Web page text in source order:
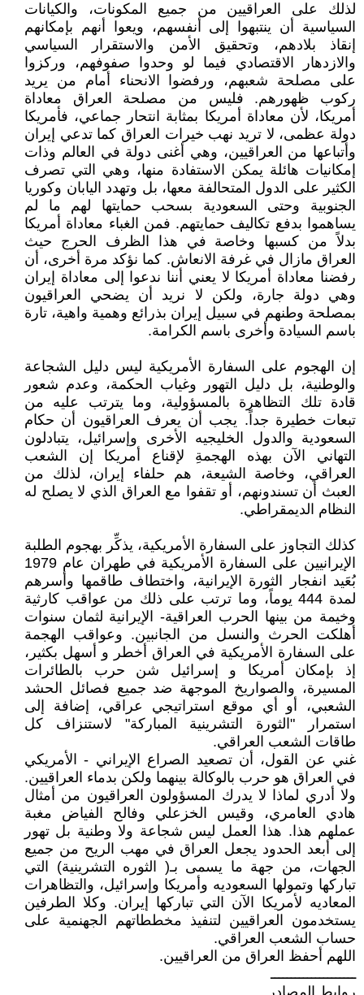
لذلك على العراقيين من جميع المكونات، والكيانات
السياسية أن ينتبهوا إلى أنفسهم، ويعوا أنهم بإمكانهم
إنقاذ بلادهم، وتحقيق الأمن والاستقرار السياسي
والازدهار الاقتصادي فيما لو وحدوا صفوفهم، وركزوا
على مصلحة شعبهم، ورفضوا الانحناء أمام من يريد
ركوب ظهورهم. فليس من مصلحة العراق معاداة
أمريكا، لأن معاداة أمريكا بمثابة انتحار جماعي، فأمريكا
دولة عظمى، لا تريد نهب خيرات العراق كما تدعي إيران
وأتباعها من العراقيين، وهي أغنى دولة في العالم وذات
إمكانيات هائلة يمكن الاستفادة منها، وهي التي تصرف
الكثير على الدول المتحالفة معها، بل وتهدد اليابان وكوريا
الجنوبية وحتى السعودية بسحب حمايتها لهم ما لم
يساهموا بدفع تكاليف حمايتهم. فمن الغباء معاداة أمريكا
بدلاً من كسبها وخاصة في هذا الظرف الحرج حيث
العراق مازال في غرفة الانعاش. كما نؤكد مرة أخرى، أن
رفضنا معاداة أمريكا لا يعني أننا ندعوا إلى معاداة إيران
وهي دولة جارة، ولكن لا نريد أن يضحي العراقيون
بمصلحة وطنهم في سبيل إيران بذرائع وهمية واهية، تارة
باسم السيادة وأخرى باسم الكرامة.
إن الهجوم على السفارة الأمريكية ليس دليل الشجاعة
والوطنية، بل دليل التهور وغياب الحكمة، وعدم شعور
قادة تلك التظاهرة بالمسؤولية، وما يترتب عليه من
تبعات خطيرة جداً. يجب أن يعرف العراقيون أن حكام
السعودية والدول الخليجيه الأخرى وإسرائيل، يتبادلون
التهاني الآن بهذه الهجمةِ لإقناع أمريكا إن الشعب
العراقي، وخاصة الشيعة، هم حلفاء إيران، لذلك من
العبث أن تسندونهم، أو تقفوا مع العراق الذي لا يصلح له
النظام الديمقراطي.
كذلك التجاوز على السفارة الأمريكية، يذكِّر بهجوم الطلبة
الإيرانيين على السفارة الأمريكية في طهران عام 1979
بُعَيد انفجار الثورة الإيرانية، واختطاف طاقمها وأسرهم
لمدة 444 يوماً، وما ترتب على ذلك من عواقب كارثية
وخيمة من بينها الحرب العراقية- الإيرانية لثمان سنوات
أهلكت الحرث والنسل من الجانبين. وعواقب الهجمة
على السفارة الأمريكية في العراق أخطر و أسهل بكثير،
إذ بإمكان أمريكا و إسرائيل شن حرب بالطائرات
المسيرة، والصواريخ الموجهة ضد جميع فصائل الحشد
الشعبي، أو أي موقع استراتيجي عراقي، إضافة إلى
استمرار "الثورة التشرينية المباركة" لاستنزاف كل
طاقات الشعب العراقي.
غني عن القول، أن تصعيد الصراع الإيراني - الأمريكي
في العراق هو حرب بالوكالة بينهما ولكن بدماء العراقيين.
ولا أدري لماذا لا يدرك المسؤولون العراقيون من أمثال
هادي العامري، وقيس الخزعلي وفالح الفياض مغبة
عملهم هذا. هذا العمل ليس شجاعة ولا وطنية بل تهور
إلى أبعد الحدود يجعل العراق في مهب الريح من جميع
الجهات، من جهة ما يسمى بـ( الثوره التشرينية) التي
تباركها وتمولها السعوديه وأمريكا وإسرائيل، والتظاهرات
المعاديه لأمريكا الآن التي تباركها إيران. وكلا الطرفين
يستخدمون العراقيين لتنفيذ مخططاتهم الجهنمية على
حساب الشعب العراقي.
اللهم أحفظ العراق من العراقيين.
ـــــــــــــــــــــ